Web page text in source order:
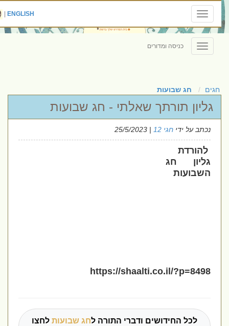
Toggle
navigation
ENGLISH
|
Toggle
navigation
כניסה ומדורים
חגים חג שבועות
גליון תורתך שאלתי - חג שבועות
נכתב על ידיחגי 12 | 25/5/2023
להורדת
גליון חג
השבועות
https://shaalti.co.il/?p=8498
לכל החידושים ודברי התורה לחג שבועותלחצו